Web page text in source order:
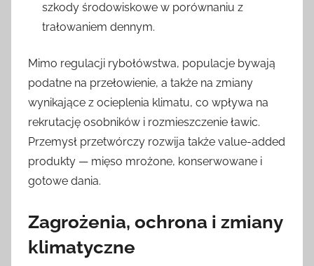
szkody środowiskowe w porównaniu z
trałowaniem dennym.
Mimo regulacji rybołówstwa, populacje bywają
podatne na przełowienie, a także na zmiany
wynikające z ocieplenia klimatu, co wpływa na
rekrutację osobników i rozmieszczenie ławic.
Przemysł przetwórczy rozwija także value-added
produkty — mięso mrożone, konserwowane i
gotowe dania.
Zagrożenia, ochrona i zmiany
klimatyczne